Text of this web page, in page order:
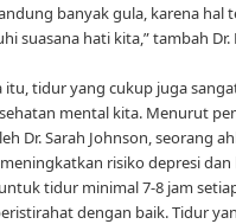
banyak gula, karena hal
suasana hati kita,” tambah Dr.
itu, tidur yang cukup juga
mental kita. Menurut
Dr. Sarah Johnson, seorang
risiko depresi dan
tidur minimal 7-8 jam
dengan baik. Tidur